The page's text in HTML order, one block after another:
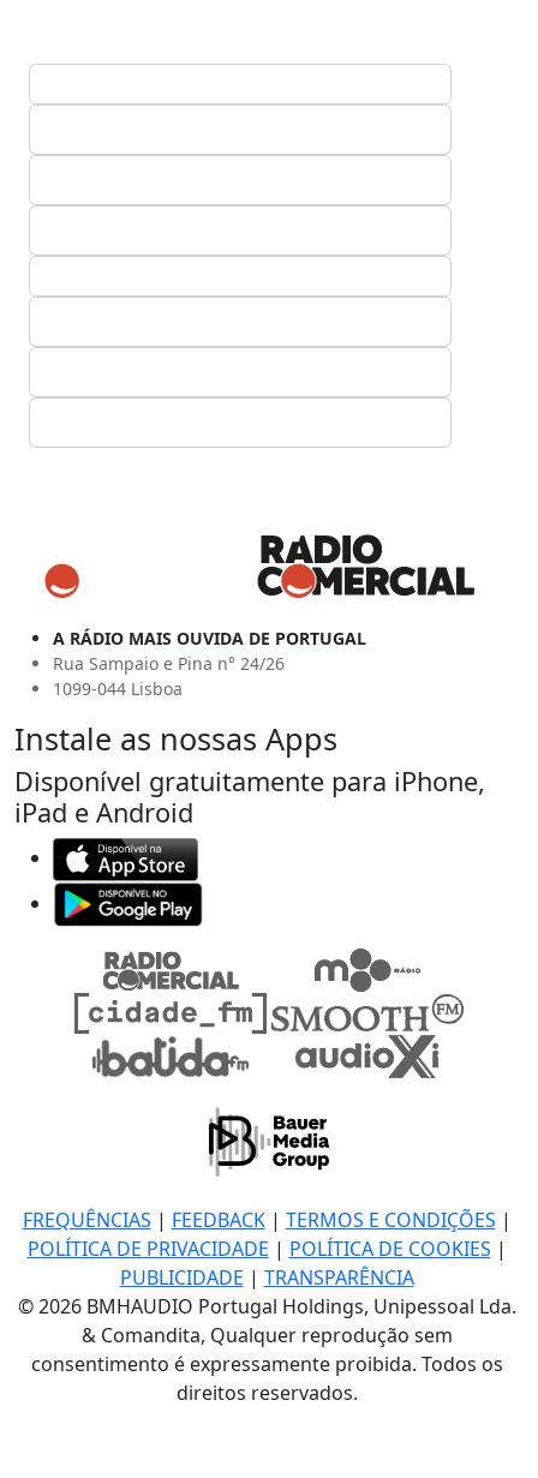
A RÁDIO MAIS OUVIDA DE PORTUGAL
Rua Sampaio e Pina n° 24/26
1099-044 Lisboa
Instale as nossas Apps
Disponível gratuitamente para iPhone,
iPad e Android
FREQUÊNCIAS | FEEDBACK| TERMOS E CONDIÇÕES |
POLÍTICA DE PRIVACIDADE | POLÍTICA DE COOKIES |
PUBLICIDADE | TRANSPARÊNCIA
© 2026 BMHAUDIO Portugal Holdings, Unipessoal Lda.
& Comandita, Qualquer reprodução sem
consentimento é expressamente proibida. Todos os
direitos reservados.